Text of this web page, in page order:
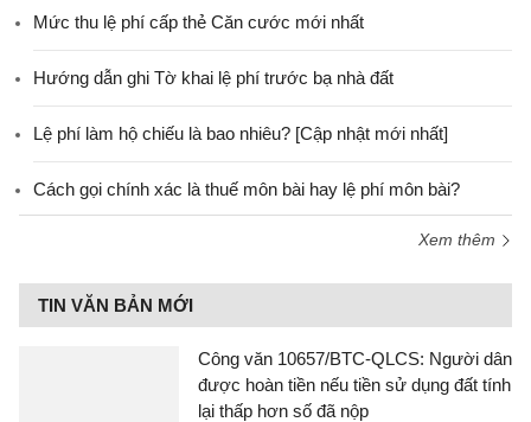
Mức thu lệ phí cấp thẻ Căn cước mới nhất
Hướng dẫn ghi Tờ khai lệ phí trước bạ nhà đất
Lệ phí làm hộ chiếu là bao nhiêu? [Cập nhật mới nhất]
Cách gọi chính xác là thuế môn bài hay lệ phí môn bài?
Xem thêm
TIN VĂN BẢN MỚI
Công văn 10657/BTC-QLCS: Người dân
được hoàn tiền nếu tiền sử dụng đất tính
lại thấp hơn số đã nộp